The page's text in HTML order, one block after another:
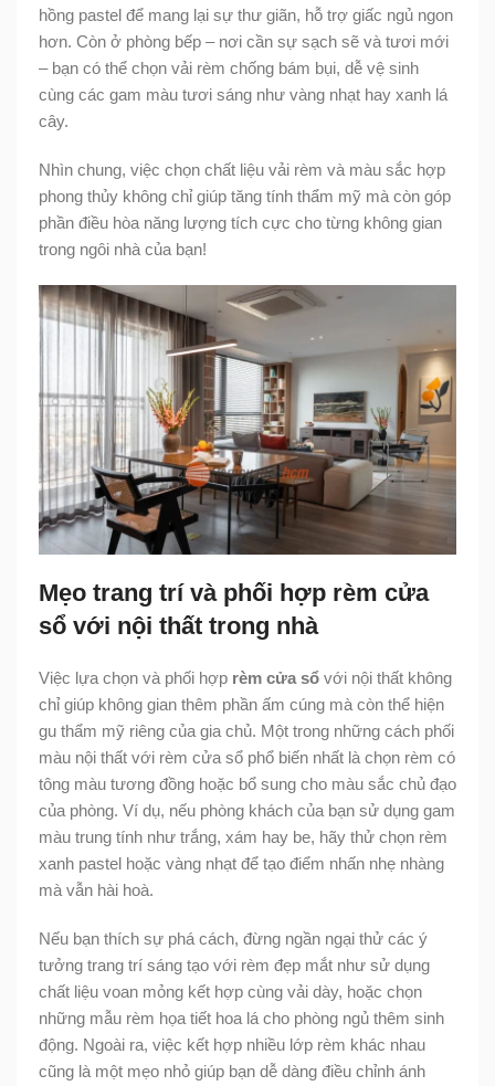
hồng pastel để mang lại sự thư giãn, hỗ trợ giấc ngủ ngon
hơn. Còn ở phòng bếp – nơi cần sự sạch sẽ và tươi mới
– bạn có thể chọn vải rèm chống bám bụi, dễ vệ sinh
cùng các gam màu tươi sáng như vàng nhạt hay xanh lá
cây.
Nhìn chung, việc chọn chất liệu vải rèm và màu sắc hợp
phong thủy không chỉ giúp tăng tính thẩm mỹ mà còn góp
phần điều hòa năng lượng tích cực cho từng không gian
trong ngôi nhà của bạn!
Mẹo trang trí và phối hợp rèm cửa
sổ với nội thất trong nhà
Việc lựa chọn và phối hợp rèm cửa sổ với nội thất không
chỉ giúp không gian thêm phần ấm cúng mà còn thể hiện
gu thẩm mỹ riêng của gia chủ. Một trong những cách phối
màu nội thất với rèm cửa sổ phổ biến nhất là chọn rèm có
tông màu tương đồng hoặc bổ sung cho màu sắc chủ đạo
của phòng. Ví dụ, nếu phòng khách của bạn sử dụng gam
màu trung tính như trắng, xám hay be, hãy thử chọn rèm
xanh pastel hoặc vàng nhạt để tạo điểm nhấn nhẹ nhàng
mà vẫn hài hoà.
Nếu bạn thích sự phá cách, đừng ngần ngại thử các ý
tưởng trang trí sáng tạo với rèm đẹp mắt như sử dụng
chất liệu voan mỏng kết hợp cùng vải dày, hoặc chọn
những mẫu rèm họa tiết hoa lá cho phòng ngủ thêm sinh
động. Ngoài ra, việc kết hợp nhiều lớp rèm khác nhau
cũng là một mẹo nhỏ giúp bạn dễ dàng điều chỉnh ánh